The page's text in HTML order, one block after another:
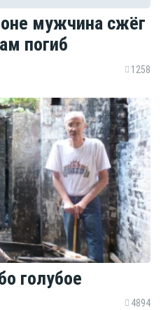
мужчина сжёг
погиб
1258
голубое
4894